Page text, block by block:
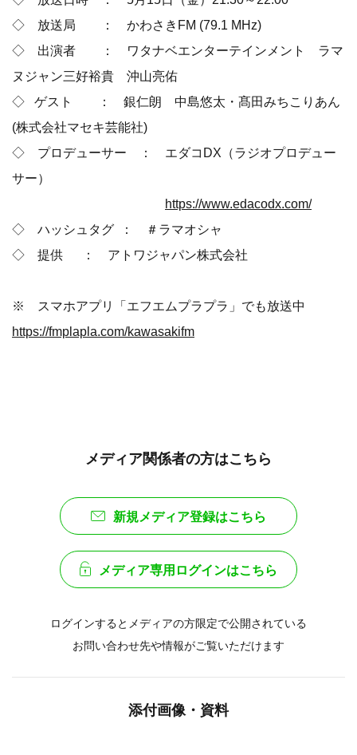
◇ 放送局 ： かわさきFM (79.1 MHz)
◇ 出演者 ： ワタナベエンターテインメント ラマ
ヌジャン三好裕貴 沖山亮佑
◇ ゲスト ： 銀仁朗 中島悠太・髙田みちこりあん
(株式会社マセキ芸能社)
◇ プロデューサー ： エダコDX（ラジオプロデュー
サー）
https://www.edacodx.com/
◇ ハッシュタグ ： ＃ラマオシャ
◇ 提供 ： アトワジャパン株式会社
※ スマホアプリ「エフエムプラプラ」でも放送中
https://fmplapla.com/kawasakifm
メディア関係者の方はこちら
新規メディア登録はこちら
メディア専用ログインはこちら
ログインするとメディアの方限定で公開されている
お問い合わせ先や情報がご覧いただけます
添付画像・資料